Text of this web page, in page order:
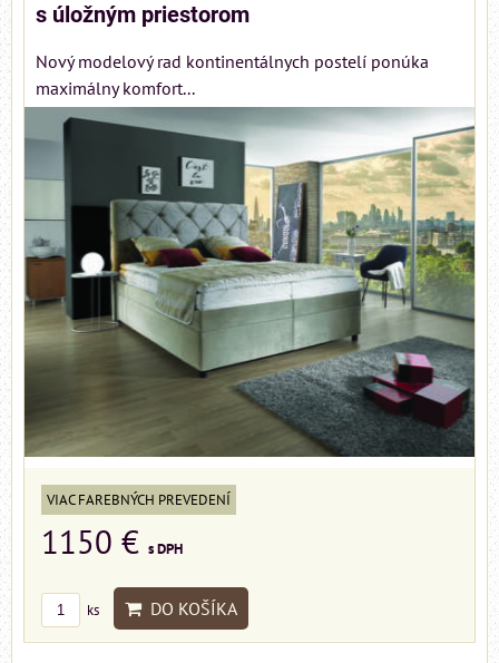
s úložným priestorom
Nový modelový rad kontinentálnych postelí ponúka
maximálny komfort...
VIAC FAREBNÝCH PREVEDENÍ
1150 € s DPH
ks DO KOŠÍKA